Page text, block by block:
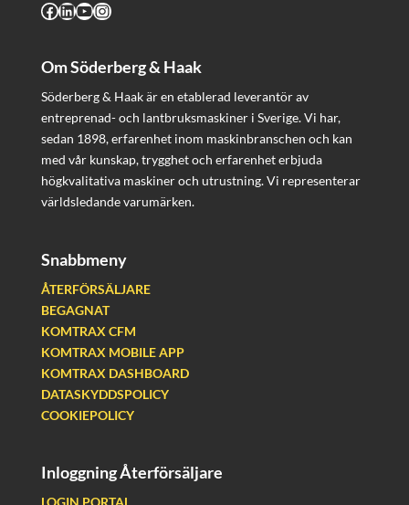
Facebook
LinkedIn
YouTube
Instagram
Om Söderberg & Haak
Söderberg & Haak är en etablerad leverantör av
entreprenad- och lantbruksmaskiner i Sverige. Vi har,
sedan 1898, erfarenhet inom maskinbranschen och kan
med vår kunskap, trygghet och erfarenhet erbjuda
högkvalitativa maskiner och utrustning. Vi representerar
världsledande varumärken.
Snabbmeny
ÅTERFÖRSÄLJARE
BEGAGNAT
KOMTRAX CFM
KOMTRAX MOBILE APP
KOMTRAX DASHBOARD
DATASKYDDSPOLICY
COOKIEPOLICY
Inloggning Återförsäljare
LOGIN PORTAL